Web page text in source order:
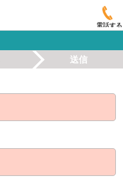
電話する
送信